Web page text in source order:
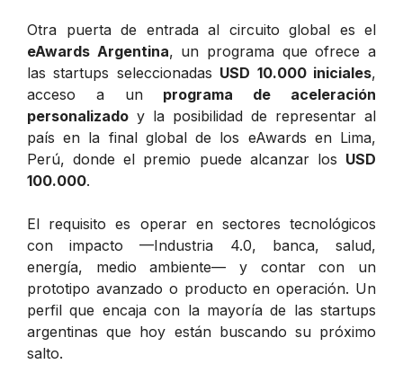
Otra puerta de entrada al circuito global es el
eAwards Argentina, un programa que ofrece a
las startups seleccionadas USD 10.000 iniciales,
acceso a un programa de aceleración
personalizado y la posibilidad de representar al
país en la final global de los eAwards en Lima,
Perú, donde el premio puede alcanzar los USD
100.000.
El requisito es operar en sectores tecnológicos
con impacto —Industria 4.0, banca, salud,
energía, medio ambiente— y contar con un
prototipo avanzado o producto en operación. Un
perfil que encaja con la mayoría de las startups
argentinas que hoy están buscando su próximo
salto.